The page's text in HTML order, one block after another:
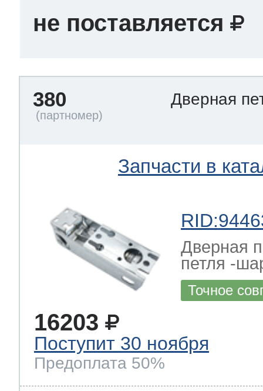
не поставляется
380 Дверная
Запчасти в
Дверная
петля -
Точное
16203
Поступит 30 ноября
Предоплата 50%